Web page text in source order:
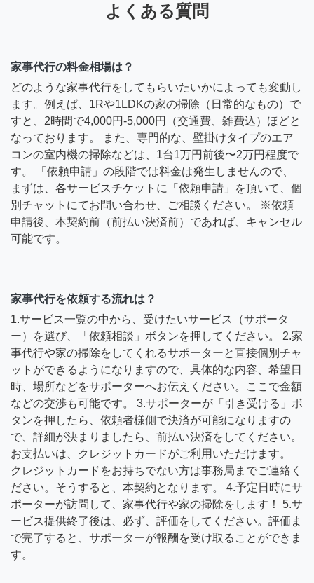
よくある質問
家事代行の料金相場は？
どのような家事代行をしてもらいたいかによっても変動し
ます。例えば、1Rや1LDKの家の掃除（日常的なもの）で
すと、2時間で4,000円-5,000円（交通費、雑費込）ほどと
なっております。 また、専門的な、壁掛けタイプのエア
コンの室内機の掃除などは、1台1万円前後〜2万円程度で
す。 「依頼申請」の段階では料金は発生しませんので、
まずは、各サービスチケットに「依頼申請」を頂いて、個
別チャットにてお問い合わせ、ご相談ください。 ※依頼
申請後、本契約前（前払い決済前）であれば、キャンセル
可能です。
家事代行を依頼する流れは？
1.サービス一覧の中から、受けたいサービス（サポータ
ー）を選び、「依頼相談」ボタンを押してください。 2.家
事代行や家の掃除をしてくれるサポーターと直接個別チャ
ットができるようになりますので、具体的な内容、希望日
時、場所などをサポーターへお伝えください。ここで金額
などの交渉も可能です。 3.サポーターが「引き受ける」ボ
タンを押したら、依頼者様側で決済が可能になりますの
で、詳細が決まりましたら、前払い決済をしてください。
お支払いは、クレジットカードがご利用いただけます。
クレジットカードをお持ちでない方は事務局までご連絡く
ださい。そうすると、本契約となります。 4.予定日時にサ
ポーターが訪問して、家事代行や家の掃除をします！ 5.サ
ービス提供終了後は、必ず、評価をしてください。評価ま
で完了すると、サポーターが報酬を受け取ることができま
す。